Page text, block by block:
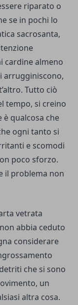
riparato o
se in pochi lo
sacrosanta,
cardine almeno
arrugginiscono,
Tutto ciò
tempo, si creino
qualcosa che
ogni tanto si
e scomodi
poco sforzo.
il problema non
vetrata
abbia ceduto
considerare
che si sono
un
altra cosa.